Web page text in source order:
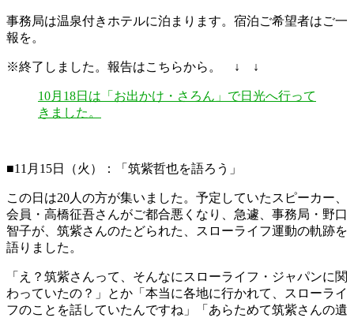
事務局は温泉付きホテルに泊まります。宿泊ご希望者はご一
報を。
※終了しました。報告はこちらから。 ↓ ↓
10月18日は「お出かけ・さろん」で日光へ行って
きました。
■11月15日（火）：「筑紫哲也を語ろう」
この日は20人の方が集いました。予定していたスピーカー、
会員・高橋征吾さんがご都合悪くなり、急遽、事務局・野口
智子が、筑紫さんのたどられた、スローライフ運動の軌跡を
語りました。
「え？筑紫さんって、そんなにスローライフ・ジャパンに関
わっていたの？」とか「本当に各地に行かれて、スローライ
フのことを話していたんですね」「あらためて筑紫さんの遺